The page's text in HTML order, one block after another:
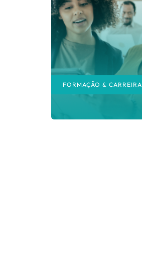
FORMAÇÃO & CARREIRA